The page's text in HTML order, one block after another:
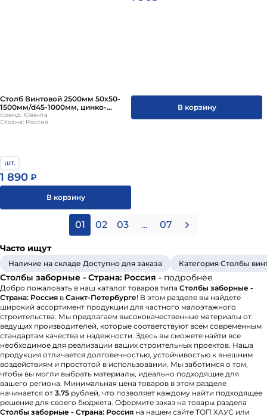
Столб Винтовой 2500мм 50х50-
1500мм/d45-1000мм, цинко-
порошковое + ППК RAL
Бренд: Ювента
Страна: Россия
шт.
1 890 ₽
В корзину
В корзину
01 02 03 ... 07
Часто ищут
Наличие на складе Доступно для заказа Категория Столбы
Столбы заборные - Страна: Россия - подробнее
Добро пожаловать в наш каталог товаров типа Столбы заборные -
Страна: Россия в Санкт-Петербурге! В этом разделе вы найдете
широкий ассортимент продукции для частного малоэтажного
строительства. Мы предлагаем высококачественные материалы от
ведущих производителей, которые соответствуют всем современным
стандартам качества и надежности. Здесь вы сможете найти все
необходимое для реализации ваших строительных проектов. Наша
продукция отличается долговечностью, устойчивостью к внешним
воздействиям и простотой в использовании. Мы заботимся о том,
чтобы вы могли выбрать материалы, идеально подходящие для
вашего региона. Минимальная цена товаров в этом разделе
начинается от 3.75 рублей, что позволяет каждому найти подходящее
решение для своего бюджета. Оформите заказ на товары раздела
Столбы заборные - Страна: Россия на нашем сайте ТОП ХАУС или